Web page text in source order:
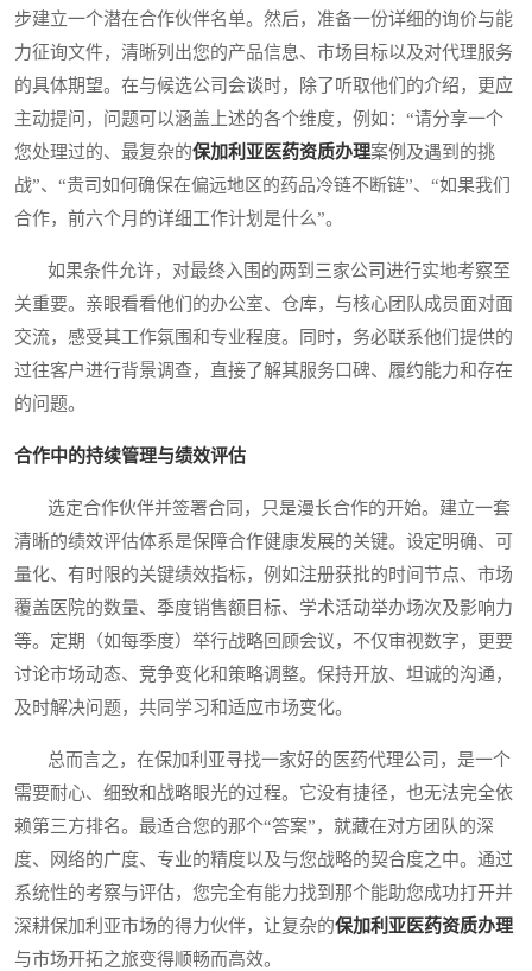
步建立一个潜在合作伙伴名单。然后，准备一份详细的询价与能
力征询文件，清晰列出您的产品信息、市场目标以及对代理服务
的具体期望。在与候选公司会谈时，除了听取他们的介绍，更应
主动提问，问题可以涵盖上述的各个维度，例如：“请分享一个
您处理过的、最复杂的保加利亚医药资质办理案例及遇到的挑
战”、“贵司如何确保在偏远地区的药品冷链不断链”、“如果我们
合作，前六个月的详细工作计划是什么”。
如果条件允许，对最终入围的两到三家公司进行实地考察至
关重要。亲眼看看他们的办公室、仓库，与核心团队成员面对面
交流，感受其工作氛围和专业程度。同时，务必联系他们提供的
过往客户进行背景调查，直接了解其服务口碑、履约能力和存在
的问题。
合作中的持续管理与绩效评估
选定合作伙伴并签署合同，只是漫长合作的开始。建立一套
清晰的绩效评估体系是保障合作健康发展的关键。设定明确、可
量化、有时限的关键绩效指标，例如注册获批的时间节点、市场
覆盖医院的数量、季度销售额目标、学术活动举办场次及影响力
等。定期（如每季度）举行战略回顾会议，不仅审视数字，更要
讨论市场动态、竞争变化和策略调整。保持开放、坦诚的沟通，
及时解决问题，共同学习和适应市场变化。
总而言之，在保加利亚寻找一家好的医药代理公司，是一个
需要耐心、细致和战略眼光的过程。它没有捷径，也无法完全依
赖第三方排名。最适合您的那个“答案”，就藏在对方团队的深
度、网络的广度、专业的精度以及与您战略的契合度之中。通过
系统性的考察与评估，您完全有能力找到那个能助您成功打开并
深耕保加利亚市场的得力伙伴，让复杂的保加利亚医药资质办理
与市场开拓之旅变得顺畅而高效。